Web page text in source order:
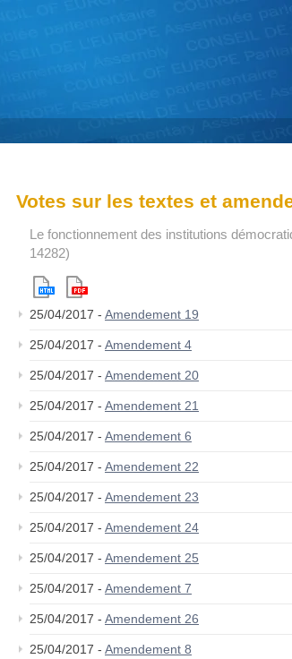
Votes sur les textes et
Le fonctionnement des institutions
14282)
25/04/2017 - Amendement 19
25/04/2017 - Amendement 4
25/04/2017 - Amendement 20
25/04/2017 - Amendement 21
25/04/2017 - Amendement 6
25/04/2017 - Amendement 22
25/04/2017 - Amendement 23
25/04/2017 - Amendement 24
25/04/2017 - Amendement 25
25/04/2017 - Amendement 7
25/04/2017 - Amendement 26
25/04/2017 - Amendement 8